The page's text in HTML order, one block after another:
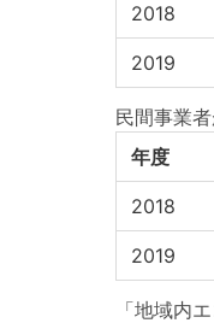
2018
2019
民間事業
年度
2018
2019
「地域内